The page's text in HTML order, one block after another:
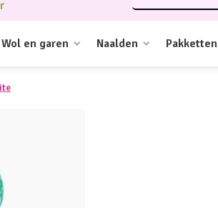
Wol en garen Naalden Pakketten